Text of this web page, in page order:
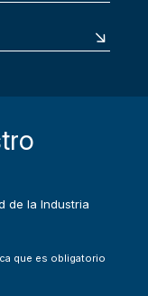
de la Industria
que es obligatorio